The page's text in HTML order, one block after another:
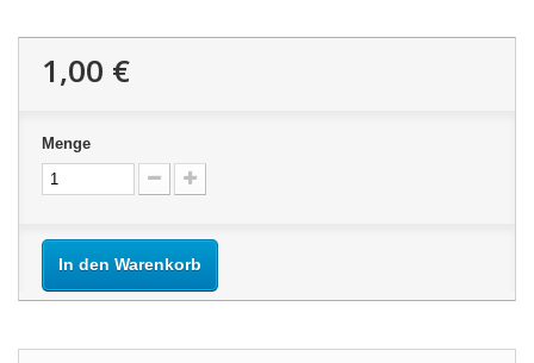
1,00 €
Menge
In den Warenkorb